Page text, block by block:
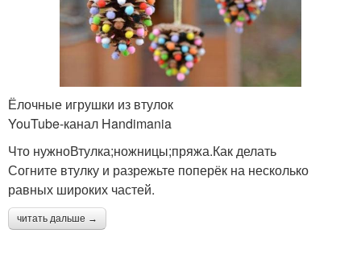
Ёлочные игрушки из втулок
YouTube‑канал Handimania
Что нужноВтулка;ножницы;пряжа.Как делать
Согните втулку и разрежьте поперёк на несколько
равных широких частей.
читать дальше →